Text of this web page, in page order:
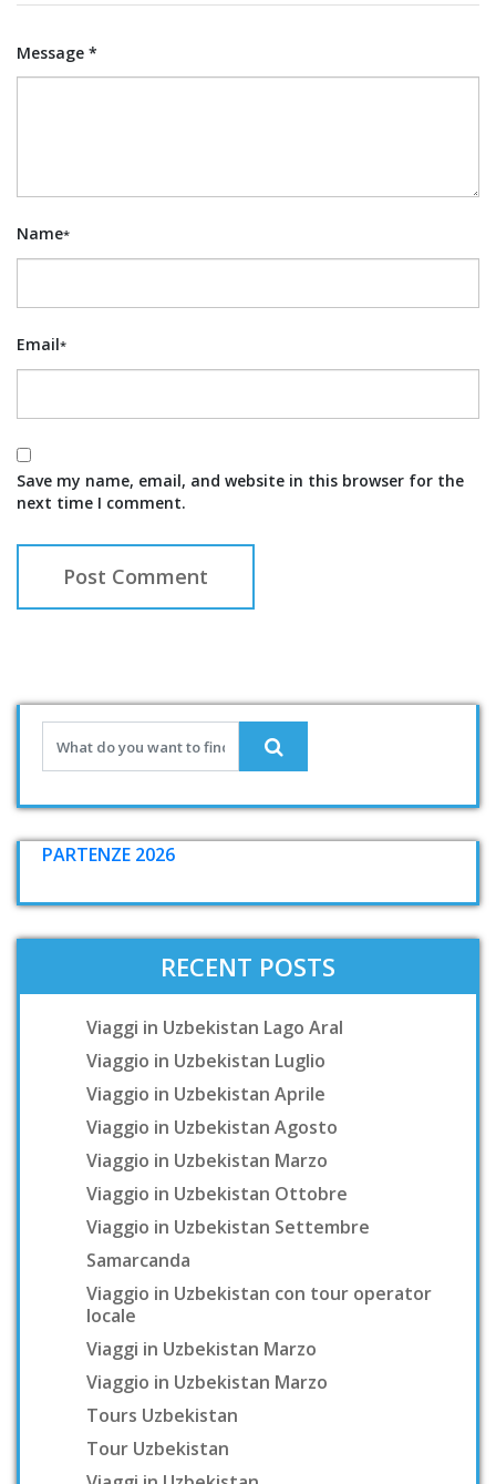
Message *
Name*
Email*
Save my name, email, and website in this browser for the
next time I comment.
PARTENZE 2026
RECENT POSTS
Viaggi in Uzbekistan Lago Aral
Viaggio in Uzbekistan Luglio
Viaggio in Uzbekistan Aprile
Viaggio in Uzbekistan Agosto
Viaggio in Uzbekistan Marzo
Viaggio in Uzbekistan Ottobre
Viaggio in Uzbekistan Settembre
Samarcanda
Viaggio in Uzbekistan con tour operator
locale
Viaggi in Uzbekistan Marzo
Viaggio in Uzbekistan Marzo
Tours Uzbekistan
Tour Uzbekistan